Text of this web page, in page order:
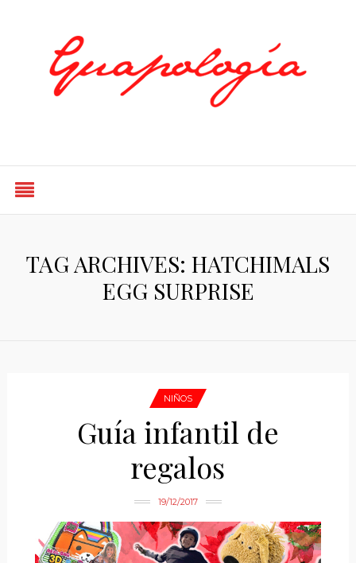
TAG ARCHIVES: HATCHIMALS
EGG SURPRISE
NIÑOS
Guía infantil de
regalos
19/12/2017